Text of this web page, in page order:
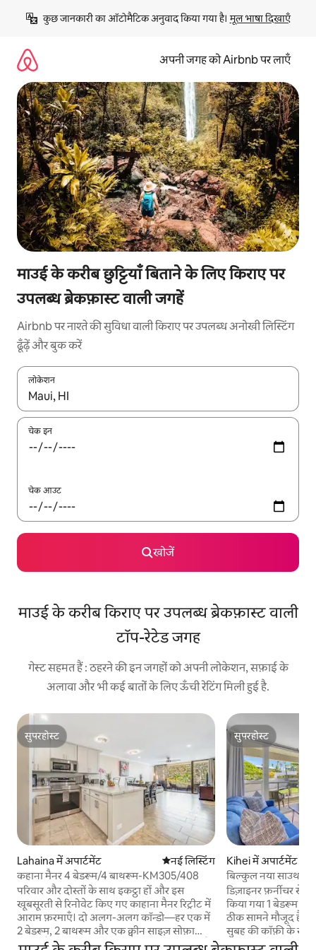
छोड़कर
कॉन्टेंट
कुछ जानकारी का ऑटोमैटिक अनुवाद किया गया है। मूल भाषा दिखाएँ
अपनी जगह को Airbnb पर लाएँ
माउई के करीब छुट्टियाँ बिताने के लिए किराए पर
उपलब्ध ब्रेकफ़ास्ट वाली जगहें
Airbnb पर नाश्ते की सुविधा वाली किराए पर उपलब्ध अनोखी लिस्टिंग
ढूँढ़ें और बुक करें
लोकेशन
नतीजों के उपलब्ध होने पर, अप और डाउन 'ऐरो की' का इस्तेमाल करके नेविगेट
चेक इन
चेक आउट
खोजें
माउई के करीब किराए पर उपलब्ध ब्रेकफ़ास्ट वाली
टॉप-रेटेड जगह
गेस्ट सहमत हैं : ठहरने की इन जगहों को अपनी लोकेशन, सफ़ाई के
अलावा और भी कई बातों के लिए ऊँची रेटिंग मिली हुई है.
सुपरहोस्ट
सुपरहोस्ट
Lahaina में अपार्टमेंट ठहरने की नई जगह
नई लिस्टिंग
कहाना मैनर 4 बेडरूम/4 बाथरूम-KM305/408
परिवार और दोस्तों के साथ इकट्ठा हों और इस
खूबसूरती से रिनोवेट किए गए काहाना मैनर रिट्रीट में
आराम फ़रमाएँ। दो अलग-अलग कॉन्डो—हर एक में
2 बेडरूम, 2 बाथरूम और एक क्वीन साइज़ सोफ़ा
स्लीपर है—जो जगह और निजता का बेहतरीन मेल है।
सुपरहोस्ट
सुपरहोस्ट
Kihei में अपार्टमेंट
बिल्कुल नया साउथ
डिज़ाइनर फ़र्नीचर से
किया गया 1 बेडरूम
ठीक सामने मौजूद है।
सुबह की कॉफ़ी के साथ
रिज़ॉर्ट की सुविधाओं